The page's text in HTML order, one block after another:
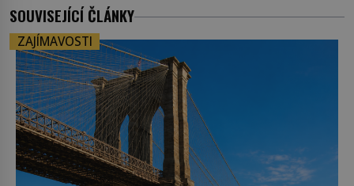
SOUVISEJÍCÍ ČLÁNKY
ZAJÍMAVOSTI